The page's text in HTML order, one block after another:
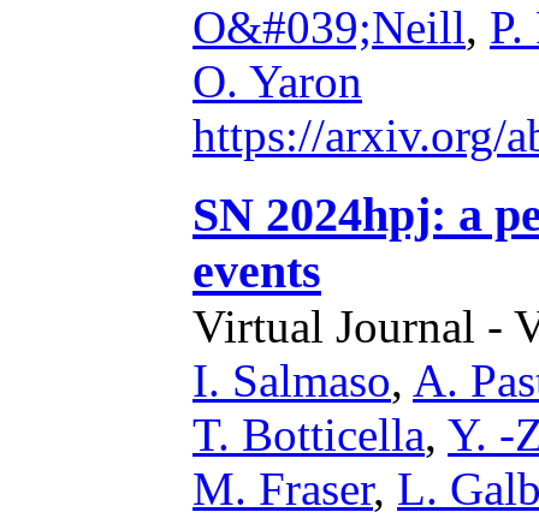
O&#039;Neill, P.
O. Yaron
https://arxiv.org/
SN 2024hpj: a
events
Virtual Journal -
I. Salmaso, A.
T. Botticella, Y. -
M. Fraser, L.